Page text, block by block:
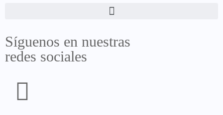
Síguenos en nuestras
redes sociales